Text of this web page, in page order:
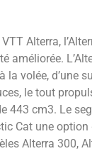
Alterra,
améliorée.
la volée, d’une
le tout
443 cm3. Le
Cat une
Alterra 300,